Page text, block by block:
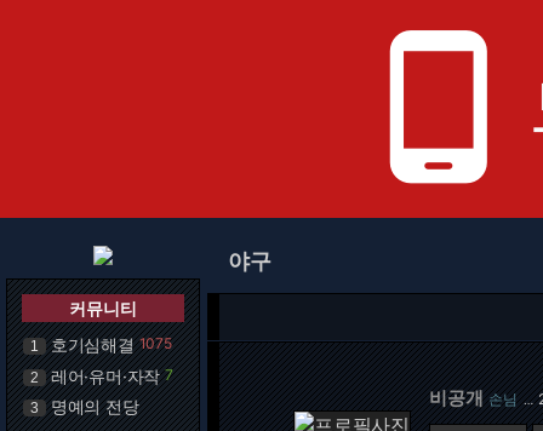
phone_android
커뮤니티
1 호기심해결 1075
2 레어·유머·자작 7
3 명예의 전당
야구
비공개 손님 …